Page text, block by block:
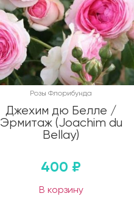
Розы Флорибунда
Джехим дю Белле /
Эрмитаж (Joachim du
Bellay)
400 ₽
В корзину